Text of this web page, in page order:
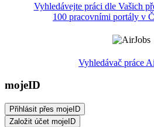
Vyhledávejte práci dle Vašich
100 pracovními portály v
Vyhledávač práce
mojeID